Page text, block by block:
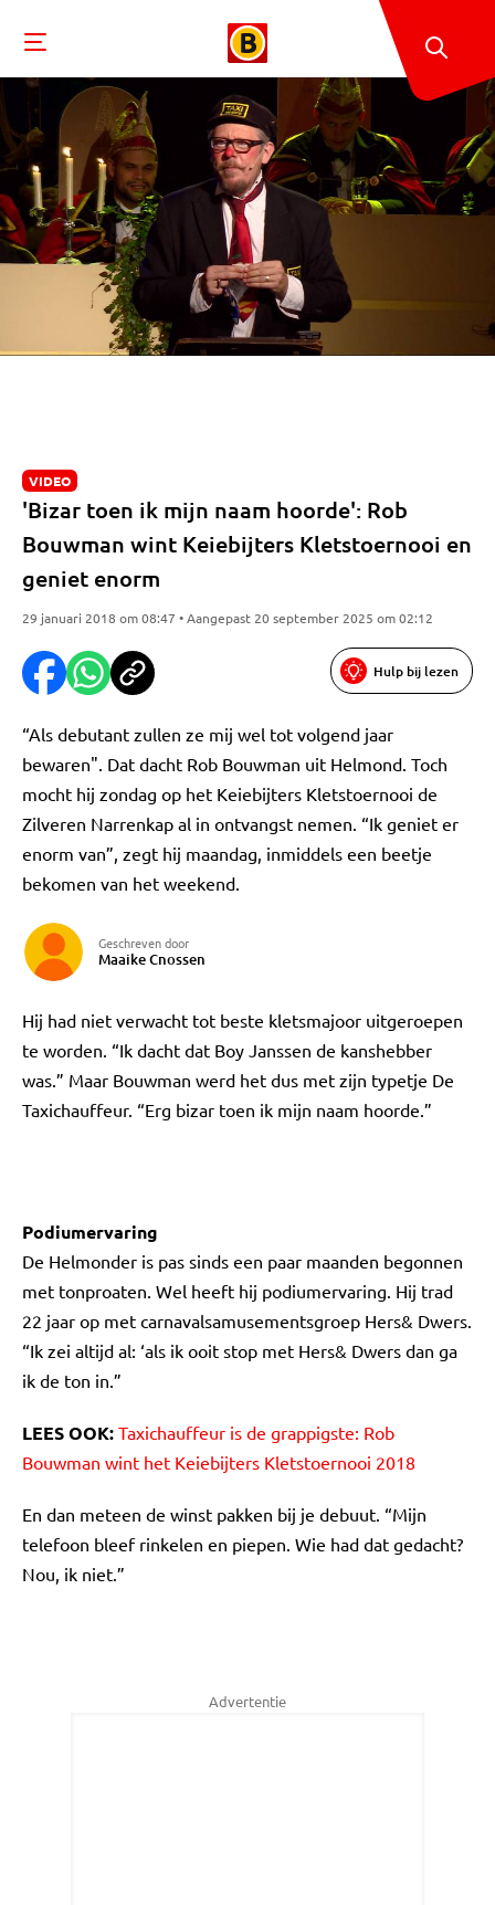
VIDEO
'Bizar toen ik mijn naam hoorde': Rob
Bouwman wint Keiebijters Kletstoernooi en
geniet enorm
29 januari 2018 om 08:47 • Aangepast 20 september 2025 om 02:12
Hulp bij lezen
“Als debutant zullen ze mij wel tot volgend jaar
bewaren". Dat dacht Rob Bouwman uit Helmond. Toch
mocht hij zondag op het Keiebijters Kletstoernooi de
Zilveren Narrenkap al in ontvangst nemen. “Ik geniet er
enorm van”, zegt hij maandag, inmiddels een beetje
bekomen van het weekend.
Geschreven door
Maaike Cnossen
Hij had niet verwacht tot beste kletsmajoor uitgeroepen
te worden. “Ik dacht dat Boy Janssen de kanshebber
was.” Maar Bouwman werd het dus met zijn typetje De
Taxichauffeur. “Erg bizar toen ik mijn naam hoorde.”
Podiumervaring
De Helmonder is pas sinds een paar maanden begonnen
met tonproaten. Wel heeft hij podiumervaring. Hij trad
22 jaar op met carnavalsamusementsgroep Hers& Dwers.
“Ik zei altijd al: ‘als ik ooit stop met Hers& Dwers dan ga
ik de ton in.”
LEES OOK: Taxichauffeur is de grappigste: Rob
Bouwman wint het Keiebijters Kletstoernooi 2018
En dan meteen de winst pakken bij je debuut. “Mijn
telefoon bleef rinkelen en piepen. Wie had dat gedacht?
Nou, ik niet.”
Advertentie